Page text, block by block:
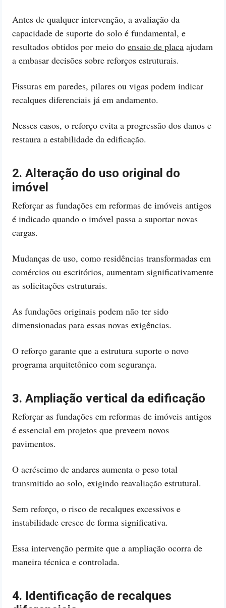
Antes de qualquer intervenção, a avaliação da
capacidade de suporte do solo é fundamental, e
resultados obtidos por meio do ensaio de placa ajudam
a embasar decisões sobre reforços estruturais.
Fissuras em paredes, pilares ou vigas podem indicar
recalques diferenciais já em andamento.
Nesses casos, o reforço evita a progressão dos danos e
restaura a estabilidade da edificação.
2. Alteração do uso original do
imóvel
Reforçar as fundações em reformas de imóveis antigos
é indicado quando o imóvel passa a suportar novas
cargas.
Mudanças de uso, como residências transformadas em
comércios ou escritórios, aumentam significativamente
as solicitações estruturais.
As fundações originais podem não ter sido
dimensionadas para essas novas exigências.
O reforço garante que a estrutura suporte o novo
programa arquitetônico com segurança.
3. Ampliação vertical da edificação
Reforçar as fundações em reformas de imóveis antigos
é essencial em projetos que preveem novos
pavimentos.
O acréscimo de andares aumenta o peso total
transmitido ao solo, exigindo reavaliação estrutural.
Sem reforço, o risco de recalques excessivos e
instabilidade cresce de forma significativa.
Essa intervenção permite que a ampliação ocorra de
maneira técnica e controlada.
4. Identificação de recalques